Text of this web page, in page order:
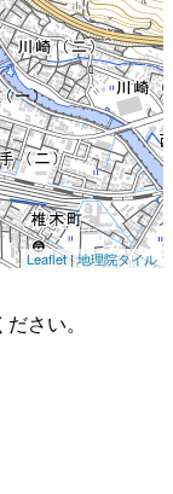
Leaflet|地理院タイル
さい。